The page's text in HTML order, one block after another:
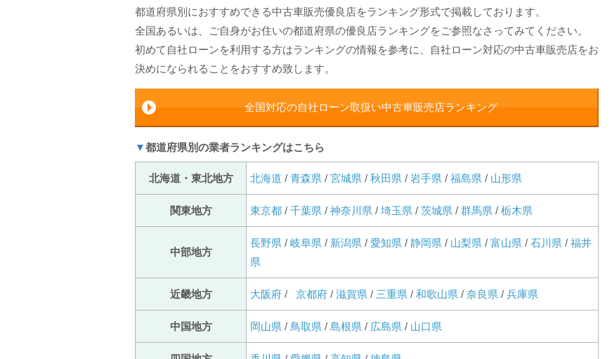
都道府県別におすすめできる中古車販売優良店をランキング形式で掲載しております。
全国あるいは、ご自身がお住いの都道府県の優良店ランキングをご参照なさってみてください。
初めて自社ローンを利用する方はランキングの情報を参考に、自社ローン対応の中古車販売店をお
決めになられることをおすすめ致します。
全国対応の自社ローン取扱い中古車販売店ランキング
▼都道府県別の業者ランキングはこちら
北海道・東北地方 北海道 / 青森県 / 宮城県 / 秋田県 / 岩手県 / 福島県 / 山形県
関東地方 東京都 / 千葉県 / 神奈川県 / 埼玉県 / 茨城県 / 群馬県 / 栃木県
中部地方
長野県 / 岐阜県 / 新潟県 / 愛知県 / 静岡県 / 山梨県 / 富山県 / 石川県 / 福井
県
近畿地方 大阪府 / 京都府 / 滋賀県 / 三重県 / 和歌山県 / 奈良県 / 兵庫県
中国地方 岡山県 / 鳥取県 / 島根県 / 広島県 / 山口県